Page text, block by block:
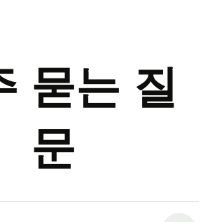
묻는 질
문